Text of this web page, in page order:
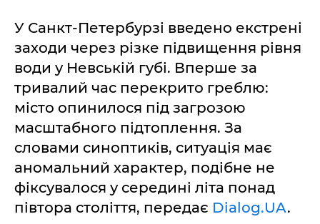
У Санкт-Петербурзі введено екстрені
заходи через різке підвищення рівня
води у Невській губі. Вперше за
тривалий час перекрито греблю:
місто опинилося під загрозою
масштабного підтоплення. За
словами синоптиків, ситуація має
аномальний характер, подібне не
фіксувалося у середині літа понад
півтора століття, передає Dialog.UA.